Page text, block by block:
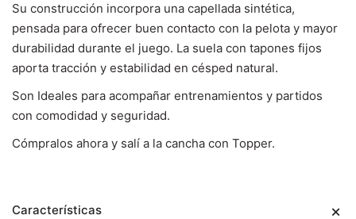
Su construcción incorpora una capellada sintética,
pensada para ofrecer buen contacto con la pelota y mayor
durabilidad durante el juego. La suela con tapones fijos
aporta tracción y estabilidad en césped natural.
Son Ideales para acompañar entrenamientos y partidos
con comodidad y seguridad.
Cómpralos ahora y salí a la cancha con Topper.
Características